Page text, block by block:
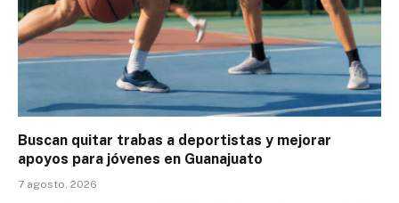
Buscan quitar trabas a deportistas y mejorar
apoyos para jóvenes en Guanajuato
7 agosto, 2026